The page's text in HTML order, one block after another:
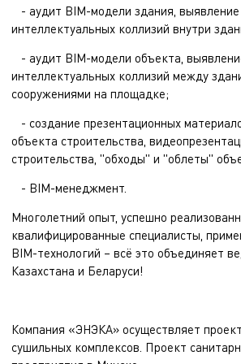
- аудит BIM-модели здания, выявление
интеллектуальных коллизий внутри
- аудит BIM-модели объекта,
интеллектуальных коллизий между
сооружениями на площадке;
- создание презентационных
объекта строительства,
строительства, "обходы" и "облеты"
- BIM-менеджмент.
Многолетний опыт, успешно
квалифицированные специалисты,
BIM-технологий – всё это объединяет
Казахстана и Беларуси!
Компания «ЭНЭКА» осуществляет
сушильных комплексов Проект